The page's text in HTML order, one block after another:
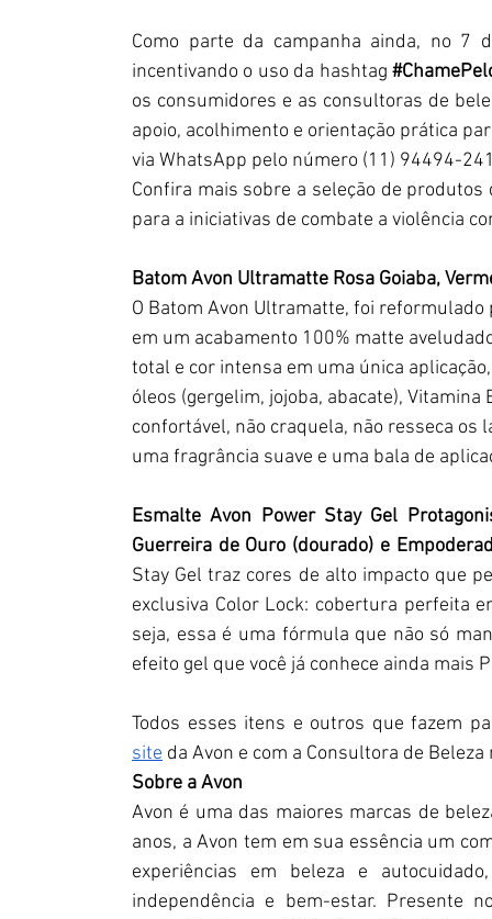
Como parte da campanha ainda, no 7
incentivando o uso da hashtag
os consumidores e as consultoras de
apoio, acolhimento e orientação prática
via WhatsApp pelo número (11) 94494-
Confira mais sobre a seleção de
para a iniciativas de combate a violência
Batom Avon Ultramatte Rosa Goiaba,
O Batom Avon Ultramatte, foi
em um acabamento 100% matte
total e cor intensa em uma única
óleos (gergelim, jojoba, abacate),
confortável, não craquela, não resseca
uma fragrância suave e uma bala de
Esmalte Avon Power Stay Gel
Guerreira de Ouro (dourado) e
Stay Gel traz cores de alto impacto que
exclusiva Color Lock: cobertura perfeita
seja, essa é uma fórmula que não só
efeito gel que você já conhece ainda mais
site da Avon e com a Consultora de
Sobre a Avon
Avon é uma das maiores marcas de
anos, a Avon tem em sua essência um
experiências em beleza e
independência e bem-estar. Presente